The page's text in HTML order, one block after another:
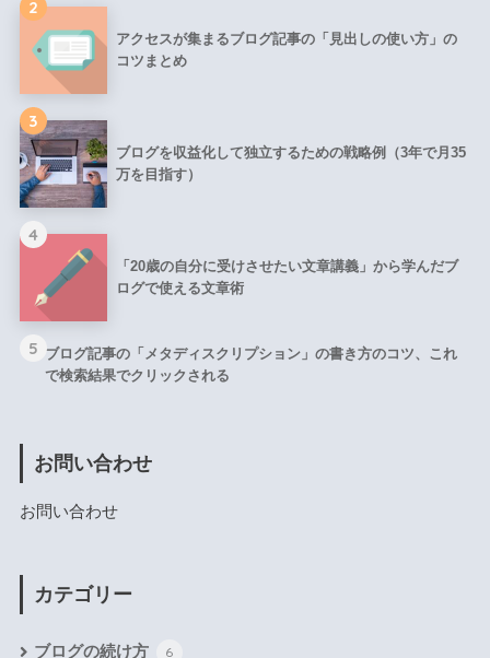
2
アクセスが集まるブログ記事の「見出しの使い方」の
コツまとめ
3
ブログを収益化して独立するための戦略例（3年で月35
万を目指す）
4
「20歳の自分に受けさせたい文章講義」から学んだブ
ログで使える文章術
5 ブログ記事の「メタディスクリプション」の書き方のコツ、これ
で検索結果でクリックされる
お問い合わせ
お問い合わせ
カテゴリー
ブログの続け方 6